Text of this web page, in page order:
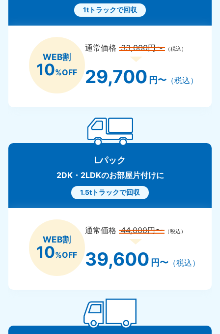
1tトラックで回収
WEB割
10%OFF
通常価格33,000円〜 （税込）
29,700 円〜（税込）
Lパック
2DK・2LDKのお部屋片付けに
1.5tトラックで回収
WEB割
10%OFF
通常価格44,000円〜 （税込）
39,600 円〜（税込）